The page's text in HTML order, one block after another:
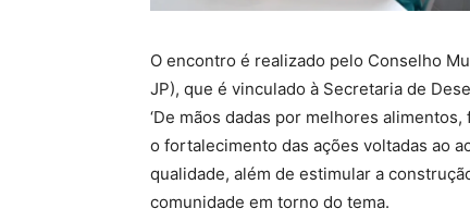
O encontro é realizado pelo Conselho
JP), que é vinculado à Secretaria de
‘De mãos dadas por melhores
o fortalecimento das ações voltadas ao
qualidade, além de estimular a
comunidade em torno do tema.